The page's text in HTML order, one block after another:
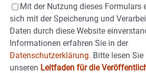
Mit der Nutzung dieses Formulars
sich mit der Speicherung und
Daten durch diese Website
Informationen erfahren Sie in der
Datenschutzerklärung. Bitte lesen Sie
unseren Leitfaden für die